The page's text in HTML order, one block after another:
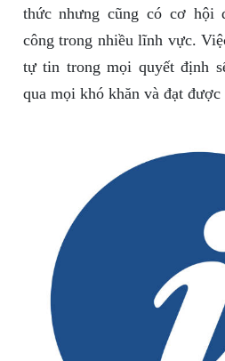
thức nhưng cũng có cơ hội
công trong nhiều lĩnh vực.
tự tin trong mọi quyết định
qua mọi khó khăn và đạt được